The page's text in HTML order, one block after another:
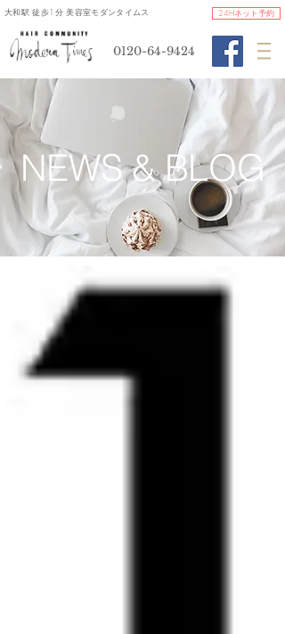
​大和駅 徒歩1分 美容室モダンタイムス
0120-64-9424
24Hネット予約
​NEWS & BLOG